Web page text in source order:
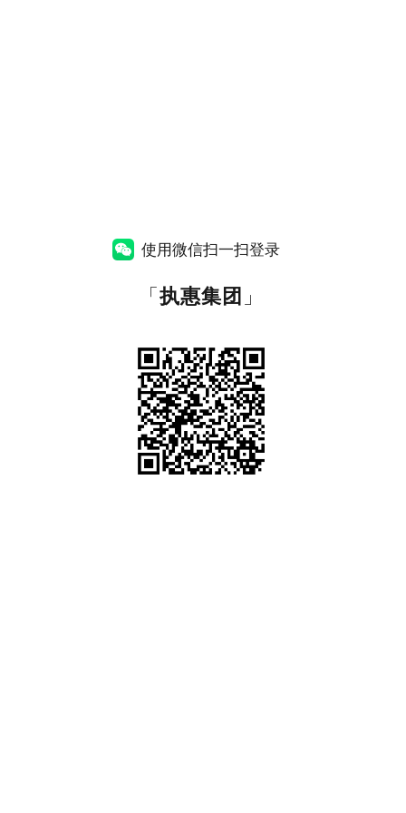
使用微信扫一扫登录
「执惠集团 」